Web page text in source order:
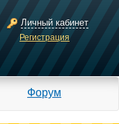
Личный кабинет
Регистрация
Форум